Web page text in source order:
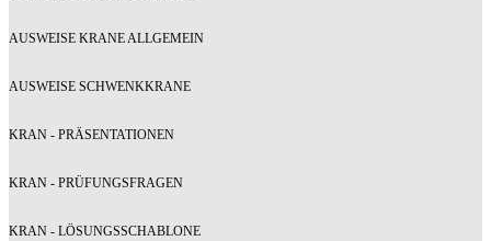
AUSWEISE KRANE ALLGEMEIN
AUSWEISE SCHWENKKRANE
KRAN - PRÄSENTATIONEN
KRAN - PRÜFUNGSFRAGEN
KRAN - LÖSUNGSSCHABLONE